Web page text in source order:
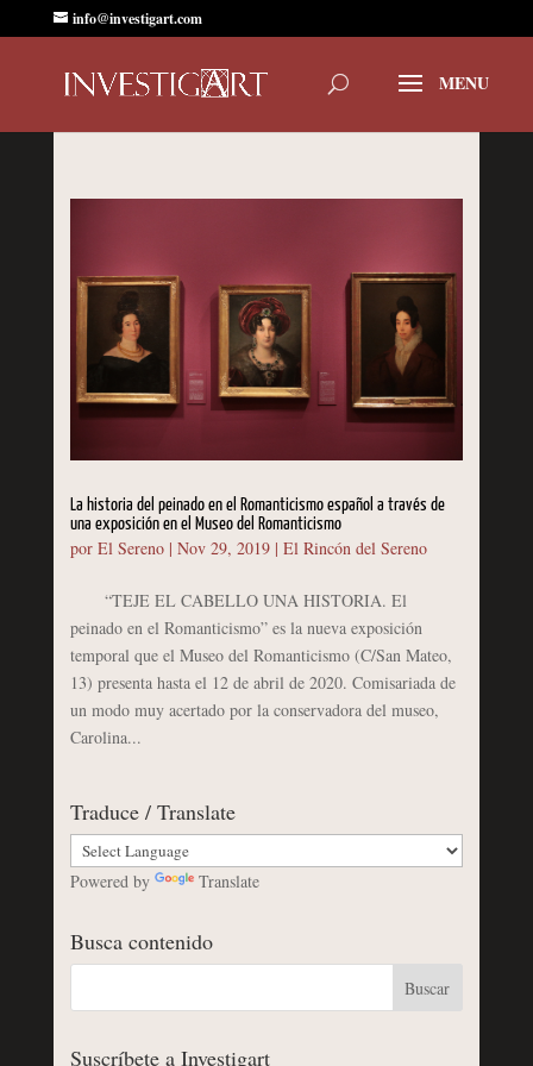
info@investigart.com
La historia del peinado en el Romanticismo español a través de
una exposición en el Museo del Romanticismo
por El Sereno| Nov 29, 2019| El Rincón del Sereno
“TEJE EL CABELLO UNA HISTORIA. El
peinado en el Romanticismo” es la nueva exposición
temporal que el Museo del Romanticismo (C/San Mateo,
13) presenta hasta el 12 de abril de 2020. Comisariada de
un modo muy acertado por la conservadora del museo,
Carolina...
Traduce / Translate
Powered by Translate
Busca contenido
Suscríbete a Investigart